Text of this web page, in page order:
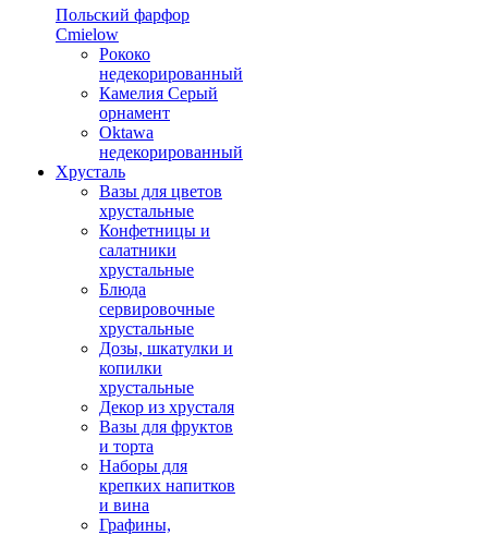
Польский фарфор
Сmielow
Рококо
недекорированный
Камелия Серый
орнамент
Oktawa
недекорированный
Хрусталь
Вазы для цветов
хрустальные
Конфетницы и
салатники
хрустальные
Блюда
сервировочные
хрустальные
Дозы, шкатулки и
копилки
хрустальные
Декор из хрусталя
Вазы для фруктов
и торта
Наборы для
крепких напитков
и вина
Графины,